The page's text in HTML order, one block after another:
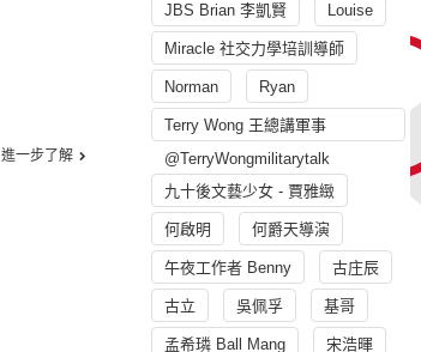
進一步了解
JBS Brian 李凱賢 Louise
Miracle 社交力學培訓導師
Norman Ryan
Terry Wong 王總講軍事
@TerryWongmilitarytalk
九十後文藝少女 - 賈雅緻
何啟明 何爵天導演
午夜工作者 Benny 古庄辰
古立 吳佩孚 基哥
孟希璘 Ball Mang 宋浩暉